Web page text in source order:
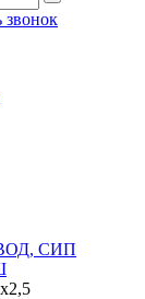
звонок
СИП